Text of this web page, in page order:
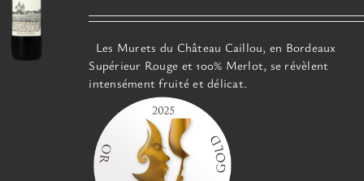
la
du
produit
Les Murets du Château Caillou, en Bordeaux
Supérieur Rouge et 100% Merlot, se révèlent
intensément fruité et délicat.